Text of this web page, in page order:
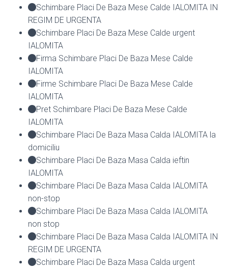
Schimbare Placi De Baza Mese Calde IALOMITA IN
REGIM DE URGENTA
Schimbare Placi De Baza Mese Calde urgent
IALOMITA
Firma Schimbare Placi De Baza Mese Calde
IALOMITA
Firme Schimbare Placi De Baza Mese Calde
IALOMITA
Pret Schimbare Placi De Baza Mese Calde
IALOMITA
Schimbare Placi De Baza Masa Calda IALOMITA la
domiciliu
Schimbare Placi De Baza Masa Calda ieftin
IALOMITA
Schimbare Placi De Baza Masa Calda IALOMITA
non-stop
Schimbare Placi De Baza Masa Calda IALOMITA
non stop
Schimbare Placi De Baza Masa Calda IALOMITA IN
REGIM DE URGENTA
Schimbare Placi De Baza Masa Calda urgent